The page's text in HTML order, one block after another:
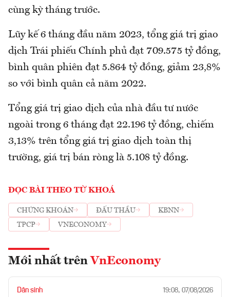
cùng kỳ tháng trước.
Lũy kế 6 tháng đầu năm 2023, tổng giá trị giao
dịch Trái phiếu Chính phủ đạt 709.575 tỷ đồng,
bình quân phiên đạt 5.864 tỷ đồng, giảm 23,8%
so với bình quân cả năm 2022.
Tổng giá trị giao dịch của nhà đầu tư nước
ngoài trong 6 tháng đạt 22.196 tỷ đồng, chiếm
3,13% trên tổng giá trị giao dịch toàn thị
trường, giá trị bán ròng là 5.108 tỷ đồng.
ĐỌC BÀI THEO TỪ KHOÁ
CHỨNG KHOÁN ĐẤU THẦU
KBNN
TPCP
VNECONOMY
Mới nhất trên VnEconomy
Dân sinh 19:08, 07/08/2026